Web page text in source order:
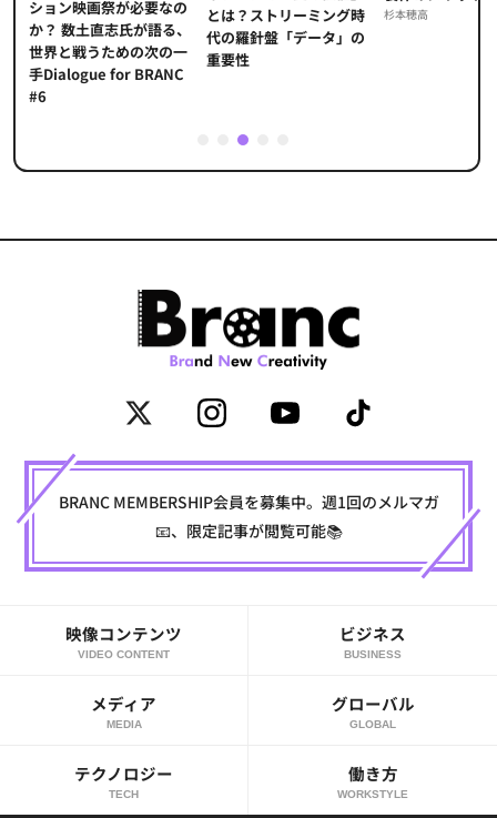
なの
る、
の一
とは？ストリーミング時
代の羅針盤「データ」の
重要性
杉本穂高
ライアンス
3
BRANC MEMBERSHIP会員を募集中。週1回のメルマガ
📧、限定記事が閲覧可能📚
映像コンテンツ
VIDEO CONTENT
ビジネス
BUSINESS
メディア
MEDIA
グローバル
GLOBAL
テクノロジー
TECH
働き方
WORKSTYLE